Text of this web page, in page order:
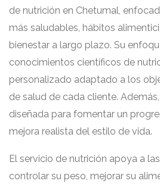
de nutrición en Chetumal,
más saludables, hábitos
bienestar a largo plazo. Su
conocimientos científicos de
personalizado adaptado a los
de salud de cada cliente.
diseñada para fomentar un
mejora realista del estilo de vida.
El servicio de nutrición apoya a
controlar su peso, mejorar su